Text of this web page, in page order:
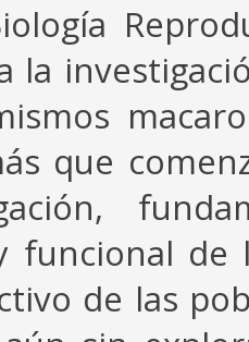
la
que
funcional
de las